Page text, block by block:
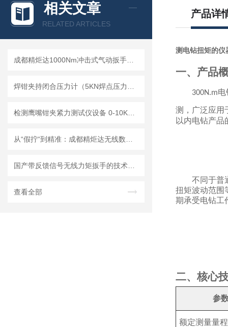
相关文章
RELATED ARTICLES
查看全部
产品详
测电钻扭矩的仪
一、产品
300N.m电
测，广泛应用
以内电钻产
不同于普
扭矩波动范围
期承受电钻工
二、核心
参
额定测量量程